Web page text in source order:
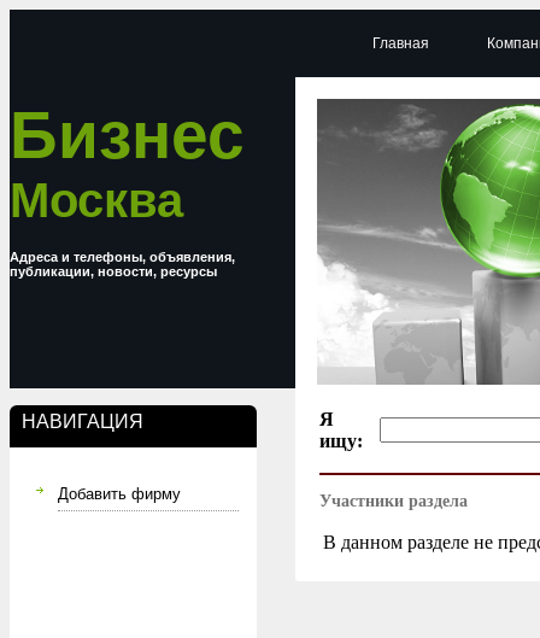
Бизнес
Москва
Адреса и телефоны, объявления,
публикации, новости, ресурсы
НАВИГАЦИЯ
Добавить фирму
Главная
Я
ищу:
Участники раздела
В данном разделе не